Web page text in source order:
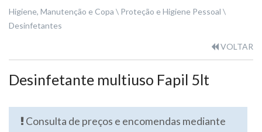
Higiene, Manutenção e Copa
Proteção e Higiene Pessoal
Desinfetantes
VOLTAR
Desinfetante multiuso Fapil 5lt
Consulta de preços e encomendas mediante